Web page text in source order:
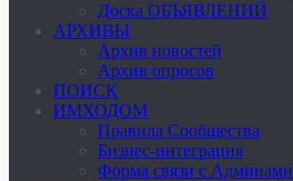
Доска ОБЪЯВЛЕНИЙ
АРХИВЫ
Архив новостей
Архив опросов
ПОИСК
ИМХОДОМ
Правила Сообщества
Бизнес-интеграция
Форма связи с Админами